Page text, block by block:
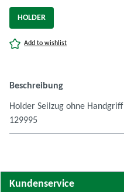
HOLDER
Add to wishlist
Beschreibung
Holder Seilzug ohne
129995
Kundenservice